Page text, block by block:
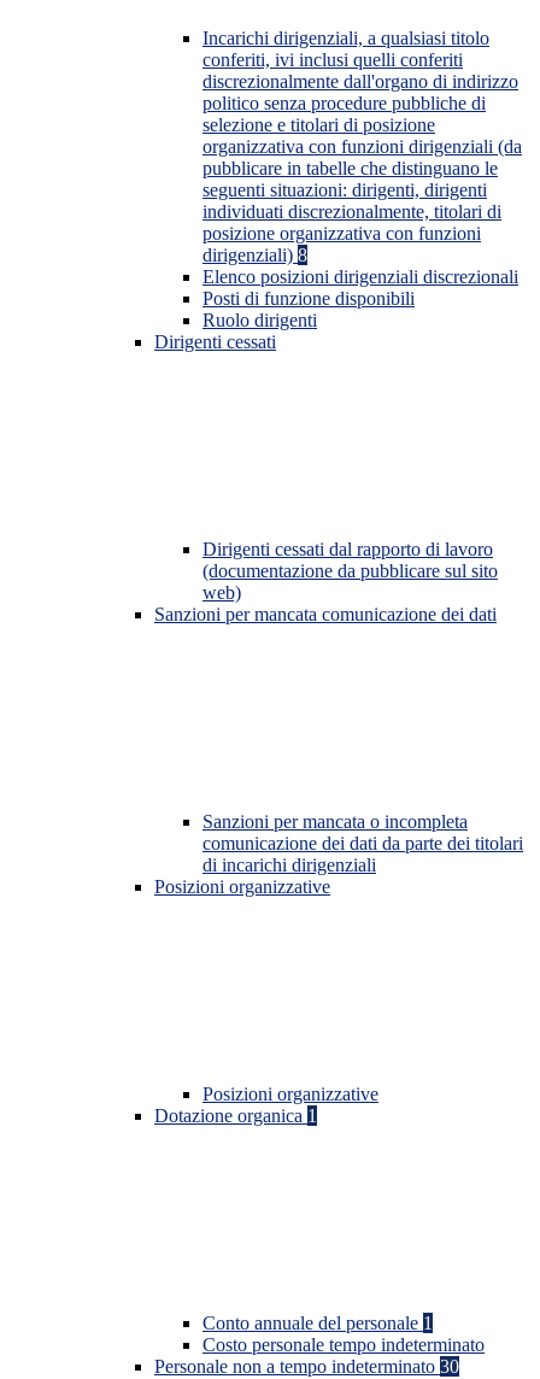
Incarichi dirigenziali, a qualsiasi titolo
conferiti, ivi inclusi quelli conferiti
discrezionalmente dall'organo di indirizzo
politico senza procedure pubbliche di
selezione e titolari di posizione
organizzativa con funzioni dirigenziali (da
pubblicare in tabelle che distinguano le
seguenti situazioni: dirigenti, dirigenti
individuati discrezionalmente, titolari di
posizione organizzativa con funzioni
dirigenziali) 8
Elenco posizioni dirigenziali discrezionali
Posti di funzione disponibili
Ruolo dirigenti
Dirigenti cessati
Dirigenti cessati dal rapporto di lavoro
(documentazione da pubblicare sul sito
web)
Sanzioni per mancata comunicazione dei dati
Sanzioni per mancata o incompleta
comunicazione dei dati da parte dei titolari
di incarichi dirigenziali
Posizioni organizzative
Posizioni organizzative
Dotazione organica 1
Conto annuale del personale 1
Costo personale tempo indeterminato
Personale non a tempo indeterminato 30